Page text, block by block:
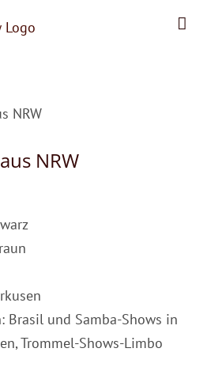
NRW
Brasil und Samba-Shows in
Trommel-Shows-Limbo